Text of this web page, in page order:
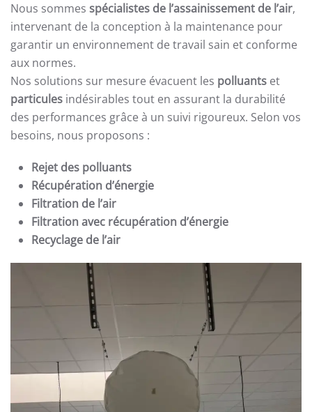
Nous sommes spécialistes de l’assainissement de l’air,
intervenant de la conception à la maintenance pour
garantir un environnement de travail sain et conforme
aux normes.
Nos solutions sur mesure évacuent les polluants et
particules indésirables tout en assurant la durabilité
des performances grâce à un suivi rigoureux. Selon vos
besoins, nous proposons :
Rejet des polluants
Récupération d’énergie
Filtration de l’air
Filtration avec récupération d’énergie
Recyclage de l’air